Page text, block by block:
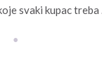
svaki kupac treba …